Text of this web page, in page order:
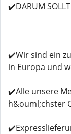
✔️DARUM
✔️Wir sind ein
in Europa und
✔️Alle unsere
h&ouml;chster